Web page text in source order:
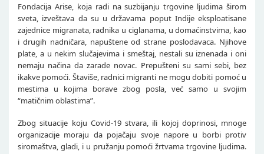
Fondacija Arise, koja radi na suzbijanju trgovine ljudima širom
sveta, izveštava da su u državama poput Indije eksploatisane
zajednice migranata, radnika u ciglanama, u domaćinstvima, kao
i drugih nadničara, napuštene od strane poslodavaca. Njihove
plate, a u nekim slučajevima i smeštaj, nestali su iznenada i oni
nemaju načina da zarade novac. Prepušteni su sami sebi, bez
ikakve pomoći. Štaviše, radnici migranti ne mogu dobiti pomoć u
mestima u kojima borave zbog posla, već samo u svojim
“matičnim oblastima”.
Zbog situacije koju Covid-19 stvara, ili kojoj doprinosi, mnoge
organizacije moraju da pojačaju svoje napore u borbi protiv
siromaštva, gladi, i u pružanju pomoći žrtvama trgovine ljudima.